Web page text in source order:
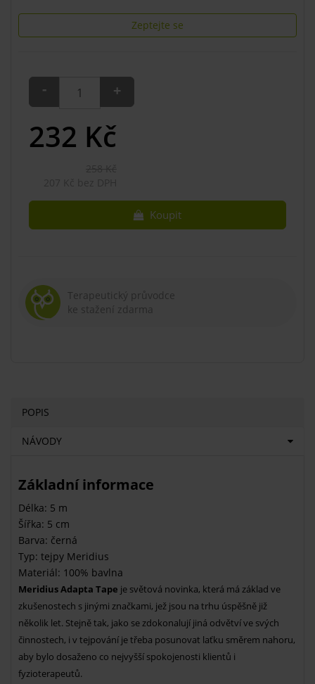
Zeptejte se
- +
232 Kč
Koupit
Terapeutický průvodce
ke stažení zdarma
POPIS
NÁVODY
Základní informace
Délka: 5 m
Šířka: 5 cm
Barva: černá
Typ: tejpy Meridius
Materiál: 100% bavlna
Meridius Adapta Tape je světová novinka, která má základ ve
zkušenostech s jinými značkami, jež jsou na trhu úspěšně již
několik let. Stejně tak, jako se zdokonalují jiná odvětví ve svých
činnostech, i v tejpování je třeba posunovat laťku směrem nahoru,
aby bylo dosaženo co nejvyšší spokojenosti klientů i
fyzioterapeutů.